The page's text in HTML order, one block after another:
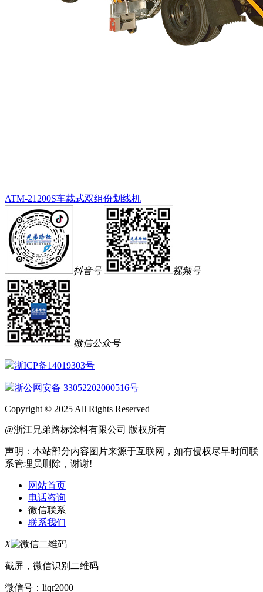
ATM-21200S车载式双组份划线机
抖音号 视频号
微信公众号
浙ICP备14019303号
浙公网安备 33052202000516号
Copyright © 2025 All Rights Reserved
@浙江兄弟路标涂料有限公司 版权所有
声明：本站部分内容图片来源于互联网，如有侵权尽早时间联
系管理员删除，谢谢!
网站首页
电话咨询
微信联系
联系我们
X
截屏，微信识别二维码
微信号： liqr2000